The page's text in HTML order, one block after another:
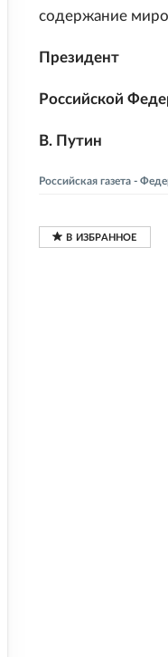
содержание
Президент
Российской
В. Путин
Российская газета -